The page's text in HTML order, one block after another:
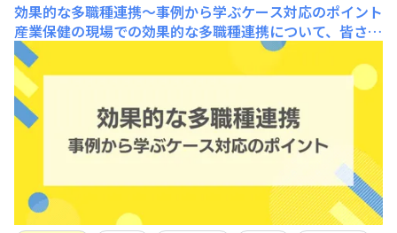
効果的な多職種連携～事例から学ぶケース対応のポイント
産業保健の現場での効果的な多職種連携について、皆さん
はどのような工夫をされていますか？ 社内のケース対応
を進めていくためには、産業医だけでも、産業看護職だけ
でも、また人事担当者だけでもうまく進めることはできま
せん。関係者が適切にコミュニケーションを取り、ケース
対応していくことが重要です。 今回は、対